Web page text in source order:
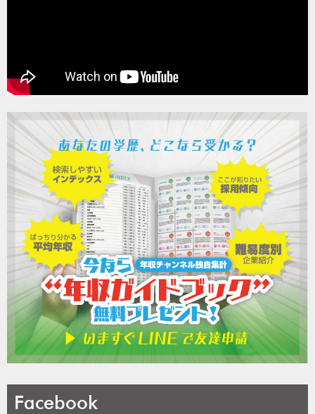
Facebook